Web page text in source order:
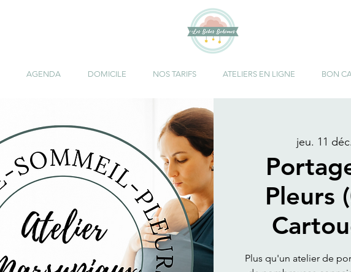
AGENDA DOMICILE NOS TARIFS ATELIERS EN LIGNE BON
jeu. 11 déc.
Pleurs
Plus qu'un atelier de